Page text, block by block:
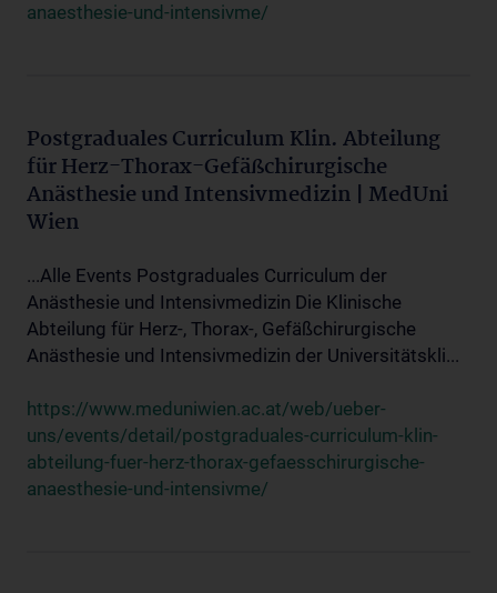
anaesthesie-und-intensivme/
Postgraduales Curriculum Klin. Abteilung
für Herz-Thorax-Gefäßchirurgische
Anästhesie und Intensivmedizin | MedUni
Wien
...Alle Events Postgraduales Curriculum der
Anästhesie und Intensivmedizin Die Klinische
Abteilung für Herz-, Thorax-, Gefäßchirurgische
Anästhesie und Intensivmedizin der Universitätskli...
https://www.meduniwien.ac.at/web/ueber-
uns/events/detail/postgraduales-curriculum-klin-
abteilung-fuer-herz-thorax-gefaesschirurgische-
anaesthesie-und-intensivme/